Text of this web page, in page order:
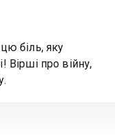
біль, яку
Вірші про війну,